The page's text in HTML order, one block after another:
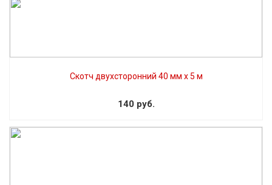
Скотч двухсторонний 40 мм x 5 м
140 руб.